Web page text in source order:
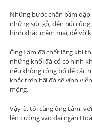
Những bước chân bầm
những súc gỗ, đến núi
hình khắc mềm mại, dễ vỡ
Ông Lâm đã chết lặng khi
những khối đá cổ có hình
nếu không công bố để các
khắc trên bãi đá sẽ vĩnh
mộng.
Vậy là, tôi cùng ông Lâm,
lên đường vào đại ngàn